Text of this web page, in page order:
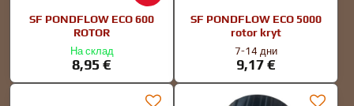
SF PONDFLOW ECO 600
ROTOR
На склад
8,95 €
SF PONDFLOW ECO 5000
rotor kryt
7-14 дни
9,17 €